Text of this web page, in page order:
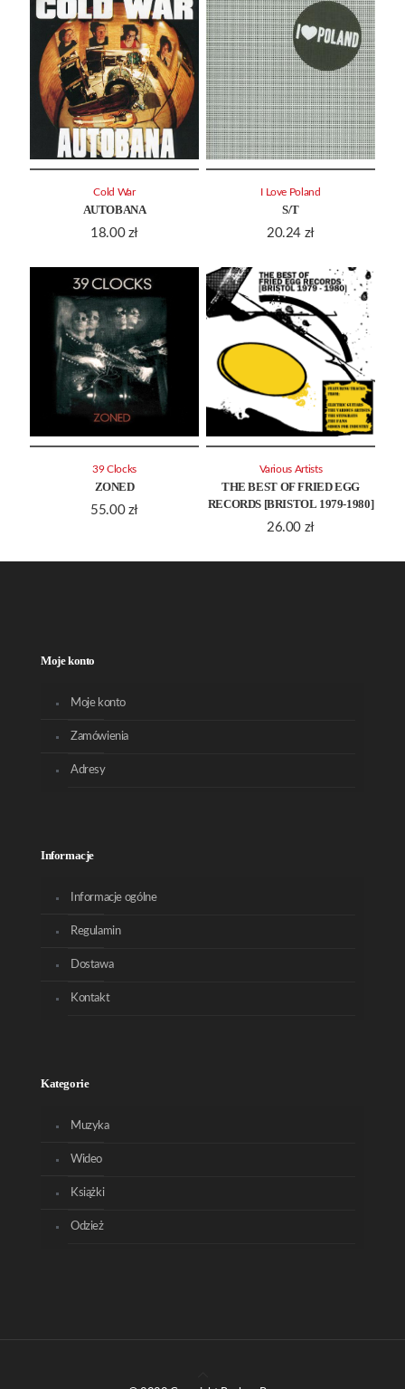
AUTOBANA
18.00 zł
Cold War
S/T
20.24 zł
I Love Poland
ZONED
55.00 zł
39 Clocks
THE BEST OF FRIED EGG
RECORDS [BRISTOL 1979-1980]
26.00 zł
Various Artists
Moje konto
Moje konto
Zamówienia
Adresy
Informacje
Informacje ogólne
Regulamin
Dostawa
Kontakt
Kategorie
Muzyka
Wideo
Książki
Odzież